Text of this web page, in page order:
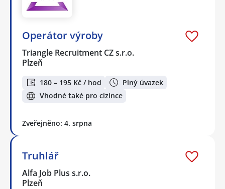
Operátor výroby
Triangle Recruitment CZ s.r.o.
Plzeň
180 – 195 Kč / hod
Plný úvazek
Vhodné také pro cizince
Zveřejněno: 4. srpna
Truhlář
Alfa Job Plus s.r.o.
Plzeň